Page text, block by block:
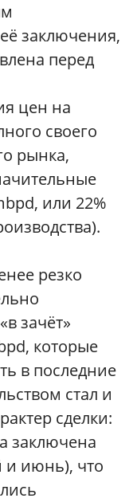
заключения,
перед
цен на
своего
рынка,
или 22%
резко
зачёт»
которые
в последние
стал и
сделки:
заключена
и июнь), что